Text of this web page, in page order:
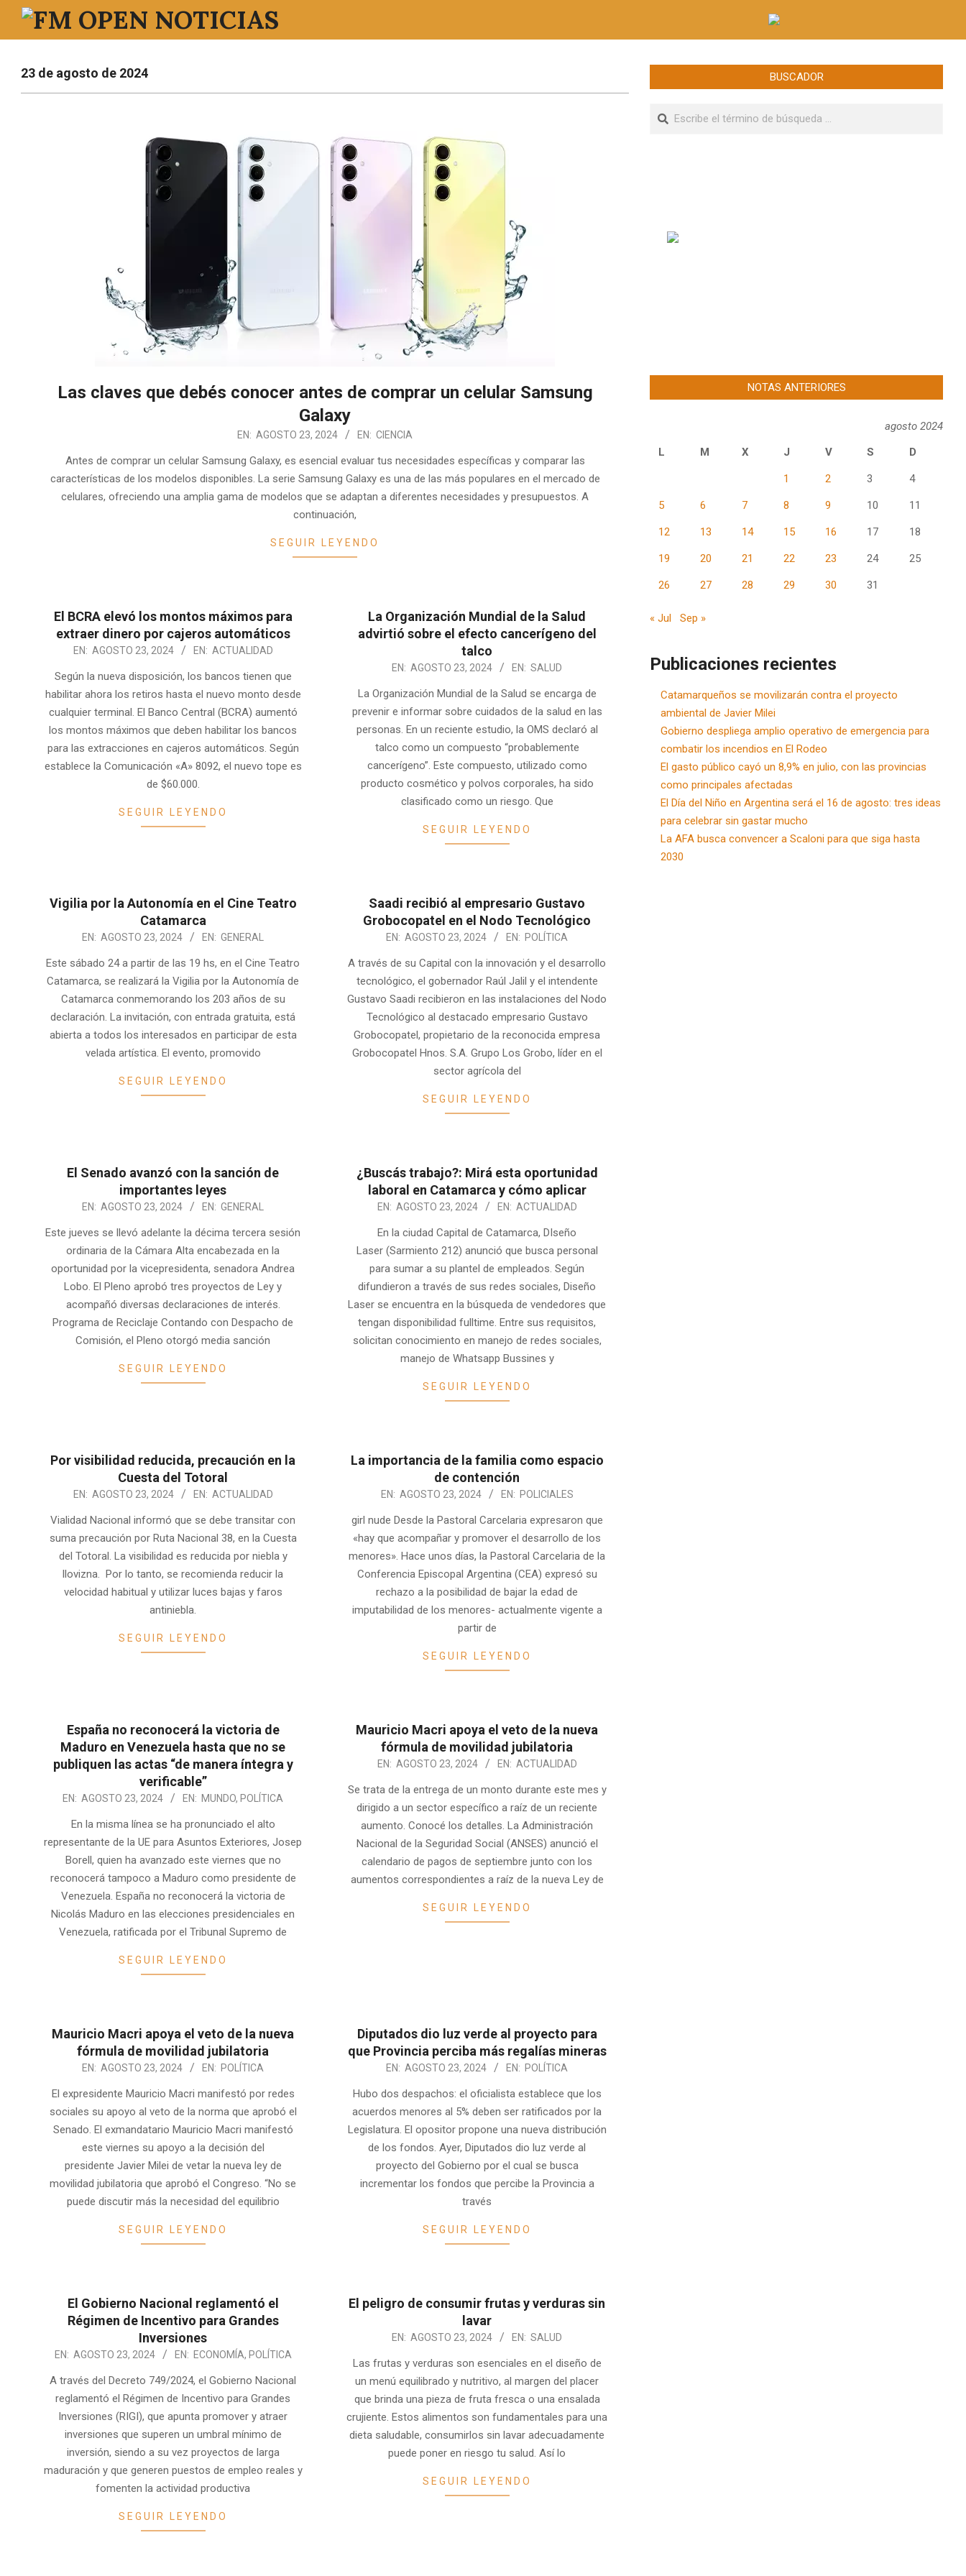
Saltar
contenido
FM
OPEN
NOTICIAS
23 de agosto de 2024
Las claves que debés conocer antes de comprar un celular Samsung
Galaxy
EN: AGOSTO 23, 2024 EN: CIENCIA
Antes de comprar un celular Samsung Galaxy, es esencial evaluar tus necesidades específicas y comparar las
características de los modelos disponibles. La serie Samsung Galaxy es una de las más populares en el mercado de
celulares, ofreciendo una amplia gama de modelos que se adaptan a diferentes necesidades y presupuestos. A
continuación,
SEGUIR LEYENDO
El BCRA elevó los montos máximos para
extraer dinero por cajeros automáticos
EN: AGOSTO 23, 2024 EN: ACTUALIDAD
Según la nueva disposición, los bancos tienen que
habilitar ahora los retiros hasta el nuevo monto desde
cualquier terminal. El Banco Central (BCRA) aumentó
los montos máximos que deben habilitar los bancos
para las extracciones en cajeros automáticos. Según
establece la Comunicación «A» 8092, el nuevo tope es
de $60.000.
SEGUIR LEYENDO
La Organización Mundial de la Salud
advirtió sobre el efecto cancerígeno del
talco
EN: AGOSTO 23, 2024 EN: SALUD
La Organización Mundial de la Salud se encarga de
prevenir e informar sobre cuidados de la salud en las
personas. En un reciente estudio, la OMS declaró al
talco como un compuesto “probablemente
cancerígeno”. Este compuesto, utilizado como
producto cosmético y polvos corporales, ha sido
clasificado como un riesgo. Que
SEGUIR LEYENDO
Vigilia por la Autonomía en el Cine Teatro
Catamarca
EN: AGOSTO 23, 2024 EN: GENERAL
Este sábado 24 a partir de las 19 hs, en el Cine Teatro
Catamarca, se realizará la Vigilia por la Autonomía de
Catamarca conmemorando los 203 años de su
declaración. La invitación, con entrada gratuita, está
abierta a todos los interesados en participar de esta
velada artística. El evento, promovido
SEGUIR LEYENDO
Saadi recibió al empresario Gustavo
Grobocopatel en el Nodo Tecnológico
EN: AGOSTO 23, 2024 EN: POLÍTICA
A través de su Capital con la innovación y el desarrollo
tecnológico, el gobernador Raúl Jalil y el intendente
Gustavo Saadi recibieron en las instalaciones del Nodo
Tecnológico al destacado empresario Gustavo
Grobocopatel, propietario de la reconocida empresa
Grobocopatel Hnos. S.A. Grupo Los Grobo, líder en el
sector agrícola del
SEGUIR LEYENDO
El Senado avanzó con la sanción de
importantes leyes
EN: AGOSTO 23, 2024 EN: GENERAL
Este jueves se llevó adelante la décima tercera sesión
ordinaria de la Cámara Alta encabezada en la
oportunidad por la vicepresidenta, senadora Andrea
Lobo. El Pleno aprobó tres proyectos de Ley y
acompañó diversas declaraciones de interés.
Programa de Reciclaje Contando con Despacho de
Comisión, el Pleno otorgó media sanción
SEGUIR LEYENDO
¿Buscás trabajo?: Mirá esta oportunidad
laboral en Catamarca y cómo aplicar
EN: AGOSTO 23, 2024 EN: ACTUALIDAD
En la ciudad Capital de Catamarca, DIseño
Laser (Sarmiento 212) anunció que busca personal
para sumar a su plantel de empleados. Según
difundieron a través de sus redes sociales, Diseño
Laser se encuentra en la búsqueda de vendedores que
tengan disponibilidad fulltime. Entre sus requisitos,
solicitan conocimiento en manejo de redes sociales,
manejo de Whatsapp Bussines y
SEGUIR LEYENDO
Por visibilidad reducida, precaución en la
Cuesta del Totoral
EN: AGOSTO 23, 2024 EN: ACTUALIDAD
Vialidad Nacional informó que se debe transitar con
suma precaución por Ruta Nacional 38, en la Cuesta
del Totoral. La visibilidad es reducida por niebla y
llovizna. Por lo tanto, se recomienda reducir la
velocidad habitual y utilizar luces bajas y faros
antiniebla.
SEGUIR LEYENDO
La importancia de la familia como espacio
de contención
23
EN: AGOSTO 23, 2024 EN: POLICIALES
girl nude Desde la Pastoral Carcelaria expresaron que
«hay que acompañar y promover el desarrollo de los
menores». Hace unos días, la Pastoral Carcelaria de la
Conferencia Episcopal Argentina (CEA) expresó su
rechazo a la posibilidad de bajar la edad de
imputabilidad de los menores- actualmente vigente a
partir de
SEGUIR LEYENDO
España no reconocerá la victoria de
Maduro en Venezuela hasta que no se
publiquen las actas “de manera íntegra y
verificable”
2024-EN: AGOSTO 23, 2024 EN: MUNDO, POLÍTICA
En la misma línea se ha pronunciado el alto
representante de la UE para Asuntos Exteriores, Josep
Borell, quien ha avanzado este viernes que no
reconocerá tampoco a Maduro como presidente de
Venezuela. España no reconocerá la victoria de
Nicolás Maduro en las elecciones presidenciales en
Venezuela, ratificada por el Tribunal Supremo de
SEGUIR LEYENDO
Mauricio Macri apoya el veto de la nueva
fórmula de movilidad jubilatoria
EN: AGOSTO 23, 2024 EN: ACTUALIDAD
Se trata de la entrega de un monto durante este mes y
dirigido a un sector específico a raíz de un reciente
aumento. Conocé los detalles. La Administración
Nacional de la Seguridad Social (ANSES) anunció el
calendario de pagos de septiembre junto con los
aumentos correspondientes a raíz de la nueva Ley de
SEGUIR LEYENDO
Mauricio Macri apoya el veto de la nueva
fórmula de movilidad jubilatoria
EN: AGOSTO 23, 2024 EN: POLÍTICA
El expresidente Mauricio Macri manifestó por redes
sociales su apoyo al veto de la norma que aprobó el
Senado. El exmandatario Mauricio Macri manifestó
este viernes su apoyo a la decisión del
presidente Javier Milei de vetar la nueva ley de
movilidad jubilatoria que aprobó el Congreso. “No se
puede discutir más la necesidad del equilibrio
SEGUIR LEYENDO
Diputados dio luz verde al proyecto para
que Provincia perciba más regalías mineras
EN: AGOSTO 23, 2024 EN: POLÍTICA
Hubo dos despachos: el oficialista establece que los
acuerdos menores al 5% deben ser ratificados por la
Legislatura. El opositor propone una nueva distribución
de los fondos. Ayer, Diputados dio luz verde al
proyecto del Gobierno por el cual se busca
incrementar los fondos que percibe la Provincia a
través
SEGUIR LEYENDO
El Gobierno Nacional reglamentó el
Régimen de Incentivo para Grandes
Inversiones
2024-
EN: AGOSTO 23, 2024 EN: ECONOMÍA, POLÍTICA
A través del Decreto 749/2024, el Gobierno Nacional
reglamentó el Régimen de Incentivo para Grandes
Inversiones (RIGI), que apunta promover y atraer
inversiones que superen un umbral mínimo de
inversión, siendo a su vez proyectos de larga
maduración y que generen puestos de empleo reales y
fomenten la actividad productiva
SEGUIR LEYENDO
El peligro de consumir frutas y verduras sin
lavar
EN: AGOSTO 23, 2024 EN: SALUD
Las frutas y verduras son esenciales en el diseño de
un menú equilibrado y nutritivo, al margen del placer
que brinda una pieza de fruta fresca o una ensalada
crujiente. Estos alimentos son fundamentales para una
dieta saludable, consumirlos sin lavar adecuadamente
puede poner en riesgo tu salud. Así lo
SEGUIR LEYENDO
BUSCADOR
Buscar
NOTAS ANTERIORES
agosto 2024
L
M X J V S D
1 2 3 4
5 6 7 8 9 10 11
12 13 14 15 16 17 18
19 20 21 22 23 24 25
26 27 28 29 30 31
« Jul Sep »
Publicaciones recientes
Catamarqueños se movilizarán contra el proyecto
ambiental de Javier Milei
Gobierno despliega amplio operativo de emergencia para
combatir los incendios en El Rodeo
El gasto público cayó un 8,9% en julio, con las provincias
como principales afectadas
El Día del Niño en Argentina será el 16 de agosto: tres ideas
para celebrar sin gastar mucho
La AFA busca convencer a Scaloni para que siga hasta
2030